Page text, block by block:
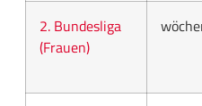
2. Bundesliga
(Frauen)